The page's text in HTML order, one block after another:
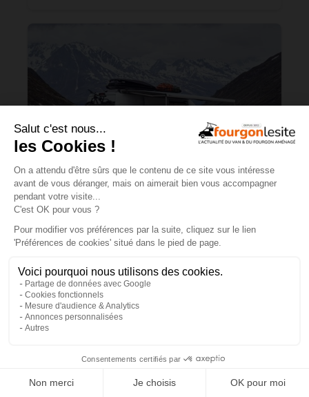
Charge utile en vans et fourgons
aménagés : ce qu’il faut savoir